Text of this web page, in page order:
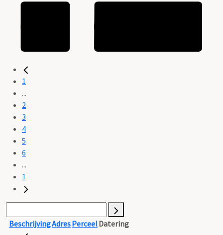
1
...
2
3
4
5
6
...
1
BeschrijvingAdresPerceelDatering